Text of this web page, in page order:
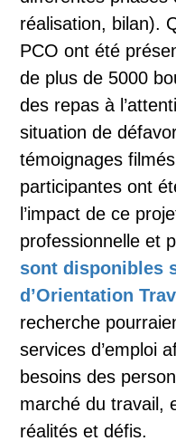
réalisation, bilan).
PCO ont été
de plus de 5000
des repas à
situation de
témoignages
participantes ont
l’impact de ce
professionnelle et
sont disponibles
d’Orientation
recherche
services d’emploi
besoins des
marché du travail,
réalités et défis.